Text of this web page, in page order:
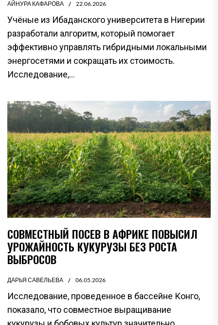
АЙНУРА КАФАРОВА 22.06.2026
Учёные из Ибаданского университета в Нигерии
разработали алгоритм, который помогает
эффективно управлять гибридными локальными
энергосетями и сокращать их стоимость.
Исследование,...
СОВМЕСТНЫЙ ПОСЕВ В АФРИКЕ ПОВЫСИЛ
УРОЖАЙНОСТЬ КУКУРУЗЫ БЕЗ РОСТА
ВЫБРОСОВ
ДАРЬЯ САВЕЛЬЕВА 06.05.2026
Исследование, проведенное в бассейне Конго,
показало, что совместное выращивание